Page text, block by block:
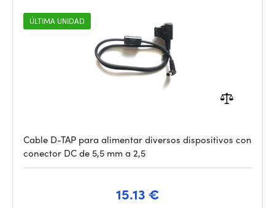
ÚLTIMA UNIDAD
Cable D-TAP para alimentar diversos dispositivos con
conector DC de 5,5 mm a 2,5
15.13 €